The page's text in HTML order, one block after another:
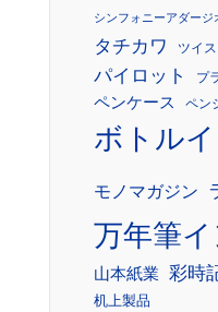
シンフォニーアダージ
タチカワ ツイ
パイロット
プ
ペンケース ペン
ボトル
モノマガジン
万年筆イ
山本紙業
彩時
机上製品